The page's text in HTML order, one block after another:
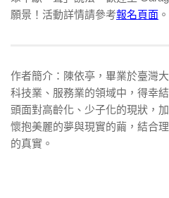
願景！活動詳情請參考報名頁面 。
作者簡介：陳依亭，畢業於臺灣
科技業、服務業的領域中，得幸
頭面對高齡化、少子化的現狀，
懷抱美麗的夢與現實的繭，結合
的真實。